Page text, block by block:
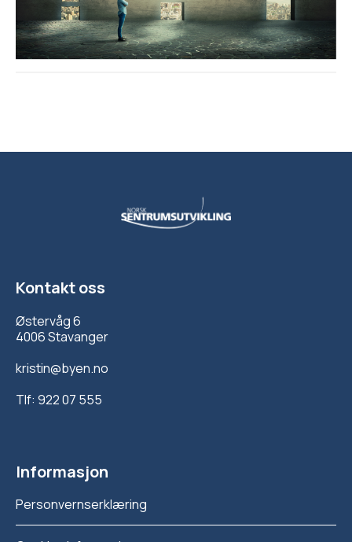
Kontakt oss
Østervåg 6
4006 Stavanger
kristin@byen.no
Tlf: 922 07 555
Informasjon
Personvernserklæring